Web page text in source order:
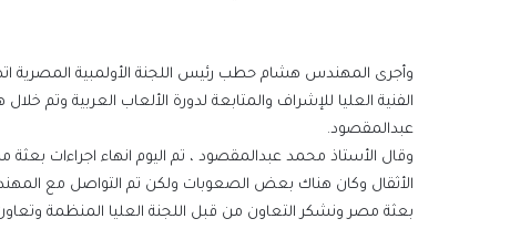
وأجرى المهندس هشام حطب رئيس اللجنة الأولمبية المصرية
الفنية العليا للإشراف والمتابعة لدورة الألعاب العربية
عبدالمقصود.
وقال الأستاذ محمد عبدالمقصود ، تم اليوم انهاء اجراءات
الأثقال وكان هناك بعض الصعوبات ولكن تم التواصل مع
بعثة مصر ونشكر التعاون من قبل اللجنة العليا المنظمة